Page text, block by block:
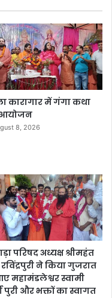
कारागार में गंगा कथा
8, 2026
परिषद अध्यक्ष श्रीमहंत
रविंद्रपुरी ने किया गुजरात
महामंडलेश्वर स्वामी
पुरी और भक्तों का स्वागत